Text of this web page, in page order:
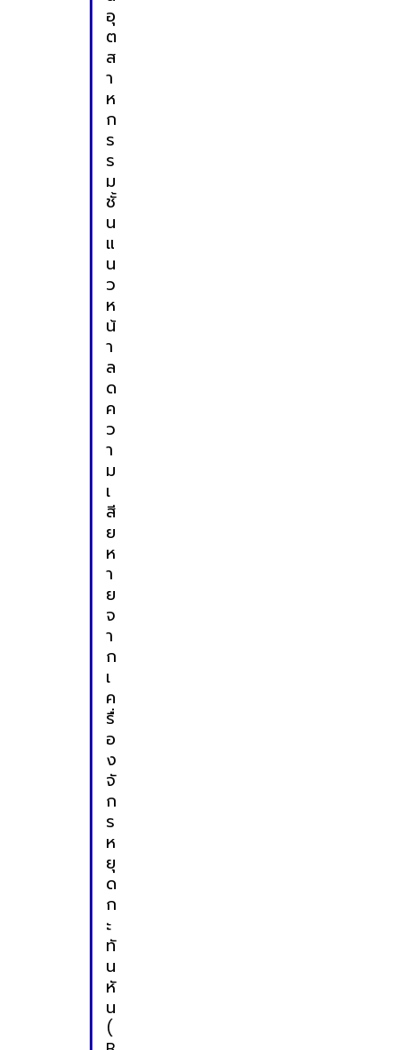
อุ
ต
ส
า
ห
ก
ร
ร
ม
ชั้
น
แ
น
ว
ห
น้
า
ล
ด
ค
ว
า
ม
เ
สี
ย
ห
า
ย
จ
า
ก
เ
ค
รื่
อ
ง
จั
ก
ร
ห
ยุ
ด
ก
ะ
ทั
น
หั
น
(